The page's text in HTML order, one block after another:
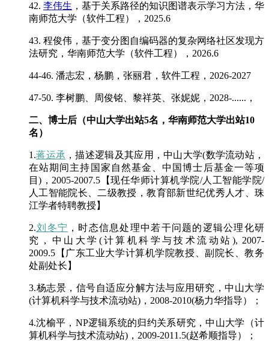
42. 李伟生 ，基于关系路径的知识图谱表示学习方法，华
南师范大学（软件工程），2025.6
43. 程俊伟，基于变分图自编码器的复杂网络社区发现方
法研究，华南师范大学（软件工程），2026.6
44-46. 潘志宏，杨鹏，张丽君，软件工程，2026-2027
47-50. 李树鹏、周俊铭、黎祥英、张妮妮，2028-......，
二、博士后（中山大学出站5名，华南师范大学出站10
名）
1.蒋运承 ，描述逻辑及其应用，中山大学(数学流动站，
在站期间主持国家自然基金、中国博士后基金一等项
目)，2005-2007.5【现任华师计算机学院/人工智能学院/
人工智能院长、二级教授，教育部新世纪优秀人才、珠
江学者特聘教授】
2.刘冬宁 ，时态信息处理中若干问题的逻辑公理化研
究，中山大学(计算机科学与技术流动站), 2007-
2009.5【广东工业大学计算机学院教授、副院长、教务
处副处长】
3.杨志景，信号自适应分解方法与应用研究，中山大学
(计算机科学与技术流动站)，2008-2010(杨力华指导）；
4.沈榆平，NP逻辑系统的归约关系研究，中山大学（计
算机科学与技术流动站)，2009-2011.5(赵希顺指导）；